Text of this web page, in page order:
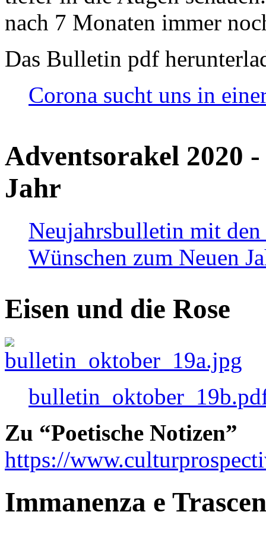
nach 7 Monaten immer
Das Bulletin pdf
Corona sucht uns in
Adventsorakel 2020
Jahr
Neujahrsbulletin mit den
Wünschen zum Neuen
Eisen und die Rose
Zu “Poetische Notizen”
https://
Immanenza e